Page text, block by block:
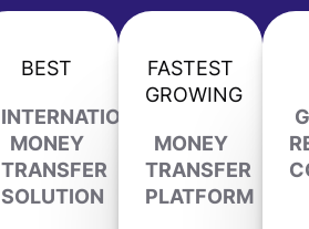
BEST
INTERNATIONAL
MONEY
TRANSFER
SOLUTION
FASTEST
GROWING
MONEY
TRANSFER
PLATFORM